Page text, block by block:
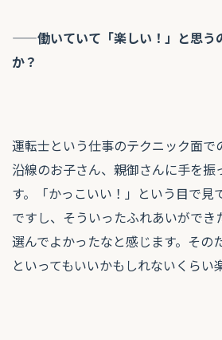
——働いていて「楽しい！」と思う
か？
運転士という仕事のテクニック面で
沿線のお子さん、親御さんに手を振
す。「かっこいい！」という目で見
ですし、そういったふれあいができ
選んでよかったなと感じます。その
といってもいいかもしれないくらい